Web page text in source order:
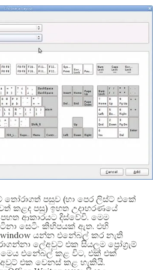
තෝරාගත් පසුව (හා පෙර ලිස්ට් එකේ
කළද පසු)ඉහත උදාහරණයේ
ආකාරයට දිස්වේවි. මෙම
සෙටිං කිහිපයක් ඇත. එහි
යන්න එනේබල් කර නැති
ලේඅවුට් එක සියලුම ප්‍රෝග්‍රැම්
එනේබල් කළ විට, එක් එක්
එක වෙනස් කළ හැකියි.